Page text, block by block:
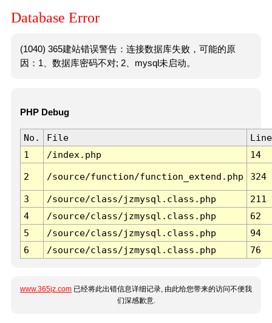
Database Error
(1040) 365建站错误警告：连接数据库失败，可能的原
因：1、数据库密码不对; 2、mysql未启动。
PHP Debug
No. File
Line
1
/index.php 14
2 /source/function/function_extend.php 324
3 /source/class/jzmysql.class.php
211
4
/source/class/jzmysql.class.php
62
5
/source/class/jzmysql.class.php
94
6
/source/class/jzmysql.class.php 76
www.365jz.com 已经将此出错信息详细记录, 由此给您带来的访问不便我
们深感歉意.